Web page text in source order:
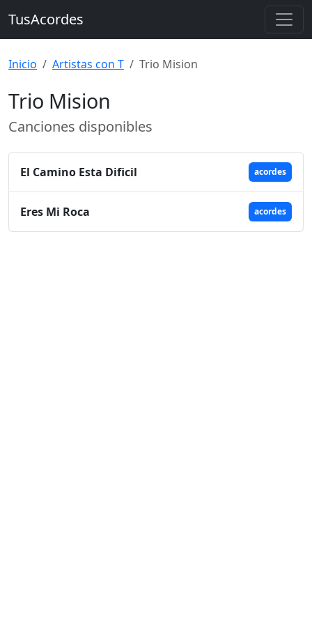
TusAcordes
Inicio Artistas con T Trio Mision
Trio Mision
Canciones disponibles
El Camino Esta Dificil acordes
Eres Mi Roca acordes